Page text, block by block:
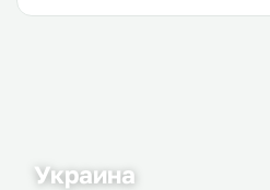
Украина